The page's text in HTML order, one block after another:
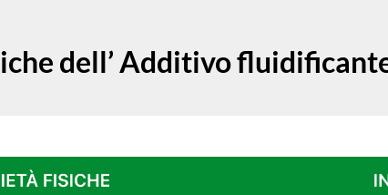
dell’ Additivo